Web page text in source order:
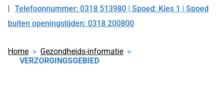
Tel:
Telefoonnummer: 0318 513980 | Spoed: Kies 1 | Spoed
buiten openingstijden: 0318 200800
Home
Gezondheids-informatie
VERZORGINGSGEBIED